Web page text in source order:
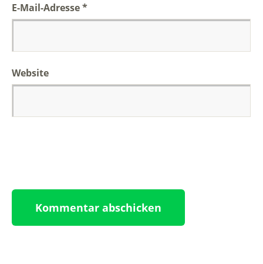
E-Mail-Adresse*
Website